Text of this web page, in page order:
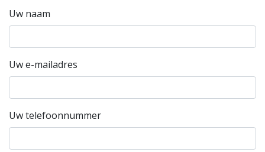
Uw naam
Uw e-mailadres
Uw telefoonnummer